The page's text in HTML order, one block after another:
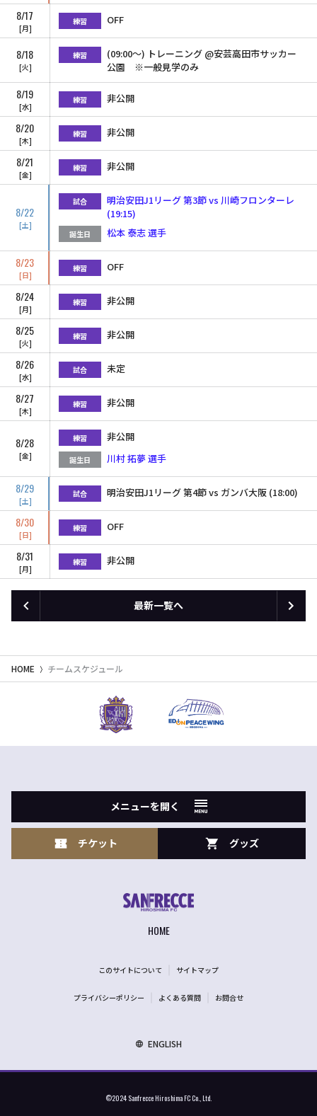
8/17
月
練習 OFF
8/18
火
練習
(09:00〜) トレーニング @安芸高田市サッカー
公園 ※一般見学のみ
8/19
水
練習 非公開
8/20
木
練習 非公開
8/21
金
練習 非公開
8/22
土
試合
明治安田J1リーグ 第3節 vs 川崎フロンターレ
(19:15)
誕生日 松本 泰志 選手
8/23
日
練習 OFF
8/24
月
練習 非公開
8/25
火
練習 非公開
8/26
水
試合 未定
8/27
木
練習 非公開
8/28
金
練習 非公開
誕生日 川村 拓夢 選手
8/29
土
試合 明治安田J1リーグ 第4節 vs ガンバ大阪 (18:00)
8/30
日
練習 OFF
8/31
月
練習 非公開
最新一覧へ
HOME チームスケジュール
メニューを開く
チケット グッズ
HOME
このサイトについて サイトマップ
プライバシーポリシー よくある質問 お問合せ
ENGLISH
©2024 Sanfrecce Hiroshima FC Co., Ltd.